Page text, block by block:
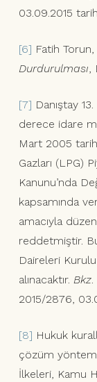
03.09.2015
[6] Fatih Torun,
Durdurulması,
[7] Danıştay
derece idare
Mart 2005 tarih
Gazları (LPG)
Kanunu’nda
kapsamında
amacıyla
reddetmiştir.
Daireleri
alınacaktır. Bkz.
2015/2876,
[8] Hukuk
çözüm
İlkeleri, Kamu